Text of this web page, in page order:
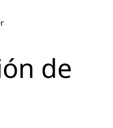
de